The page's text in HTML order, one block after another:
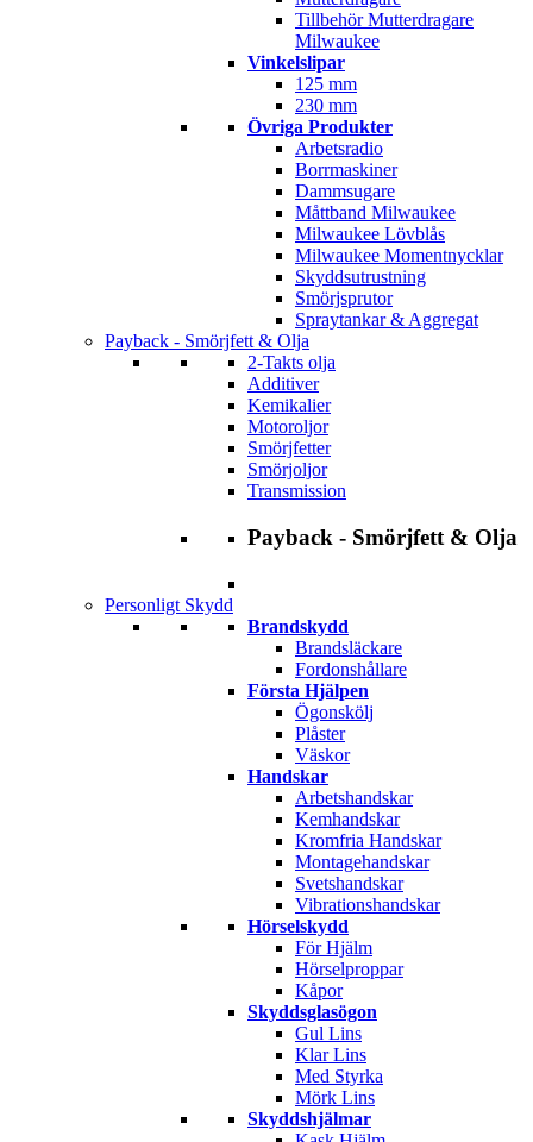
Tillbehör Mutterdragare
Milwaukee
Vinkelslipar
125 mm
230 mm
Övriga Produkter
Arbetsradio
Borrmaskiner
Dammsugare
Måttband Milwaukee
Milwaukee Lövblås
Milwaukee Momentnycklar
Skyddsutrustning
Smörjsprutor
Spraytankar & Aggregat
Payback - Smörjfett & Olja
2-Takts olja
Additiver
Kemikalier
Motoroljor
Smörjfetter
Smörjoljor
Transmission
Payback - Smörjfett & Olja
Personligt Skydd
Brandskydd
Brandsläckare
Fordonshållare
Första Hjälpen
Ögonskölj
Plåster
Väskor
Handskar
Arbetshandskar
Kemhandskar
Kromfria Handskar
Montagehandskar
Svetshandskar
Vibrationshandskar
Hörselskydd
För Hjälm
Hörselproppar
Kåpor
Skyddsglasögon
Gul Lins
Klar Lins
Med Styrka
Mörk Lins
Skyddshjälmar